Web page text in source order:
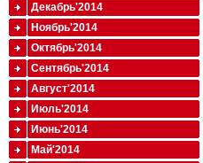
Декабрь'2014
Ноябрь'2014
Октябрь'2014
Сентябрь'2014
Август'2014
Июль'2014
Июнь'2014
Май'2014